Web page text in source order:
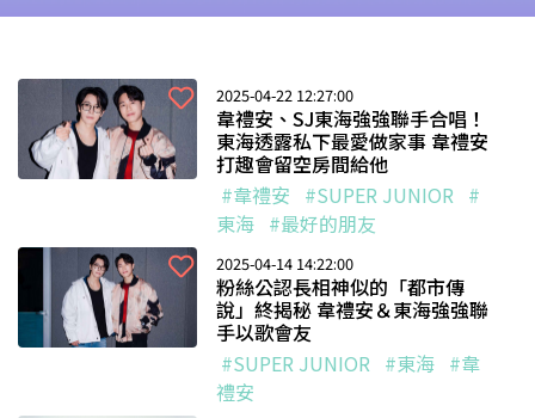
2025-04-22 12:27:00
韋禮安、SJ東海強強聯手合唱！
東海透露私下最愛做家事 韋禮安
打趣會留空房間給他
#韋禮安 #SUPER JUNIOR #
東海 #最好的朋友
2025-04-14 14:22:00
粉絲公認長相神似的「都市傳
說」終揭秘 韋禮安＆東海強強聯
手以歌會友
#SUPER JUNIOR #東海 #韋
禮安